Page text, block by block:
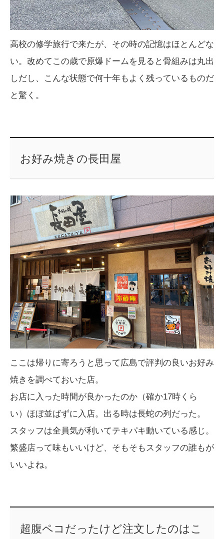
高校の修学旅行で来たが、その時の記憶はほとんどな
い。改めてこの歳で原爆ドームを見ると骨組みは丸出
しだし、こんな状態で何十年もよく残っているものだ
と驚く。
お好み焼きの長田屋
ここは帰りに寄ろうと思って広島で評判の良いお好み
焼きを調べておいた店。
お店に入った時間が良かったのか（確か17時くら
い）ほぼ並ばずに入店。出る時は長蛇の列だった。
スタッフは全員気が利いてテキパキ動いている感じ。
繁盛店って味もいいけど、そもそもスタッフの誰もが
いいよね。
超腹ペコだったけど注文したのはこ